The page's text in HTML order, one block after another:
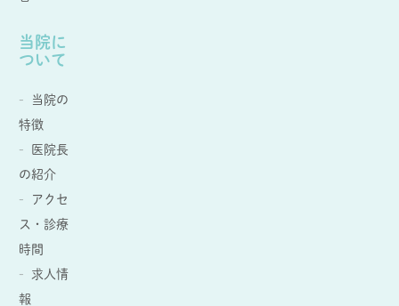
当院に
ついて
当院の
特徴
医院長
の紹介
アクセ
ス・診療
時間
求人情
報